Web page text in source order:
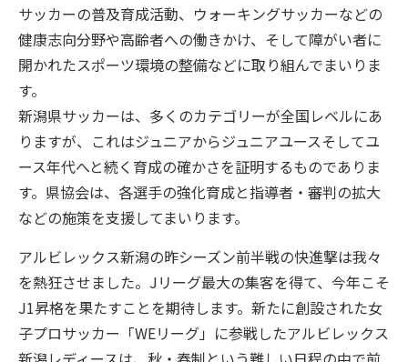
サッカーの普及育成活動、ウォーキングサッカーなどの
健康志向分野や高齢者への働きかけ、そして障がい者に
開かれたスポーツ環境の整備などに取り組んでまいりま
す。
新潟県サッカーは、多くのカテゴリーが全国レベルにあ
りますが、これはジュニアからジュニアユースそしてユ
ース年代へと続く育成の確かさを証明するものでありま
す。県協会は、各選手の強化育成と指導者・審判の拡大
などの施策を支援してまいります。
アルビレックス新潟の昨シーズン前半戦の快進撃は我々
を熱狂させました。Jリーグ最大の集客を得て、今年こそ
J1昇格を果たすことを期待します。新たに創設された女
子プロサッカー「WEリーグ」に参戦したアルビレックス